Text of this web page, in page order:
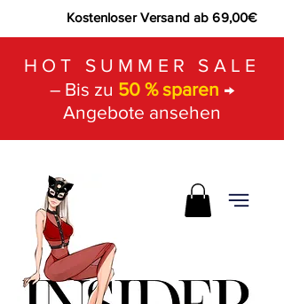
Kostenloser Versand ab 69,00€
HOT SUMMER SALE
– Bis zu 50 % sparen →
Angebote ansehen